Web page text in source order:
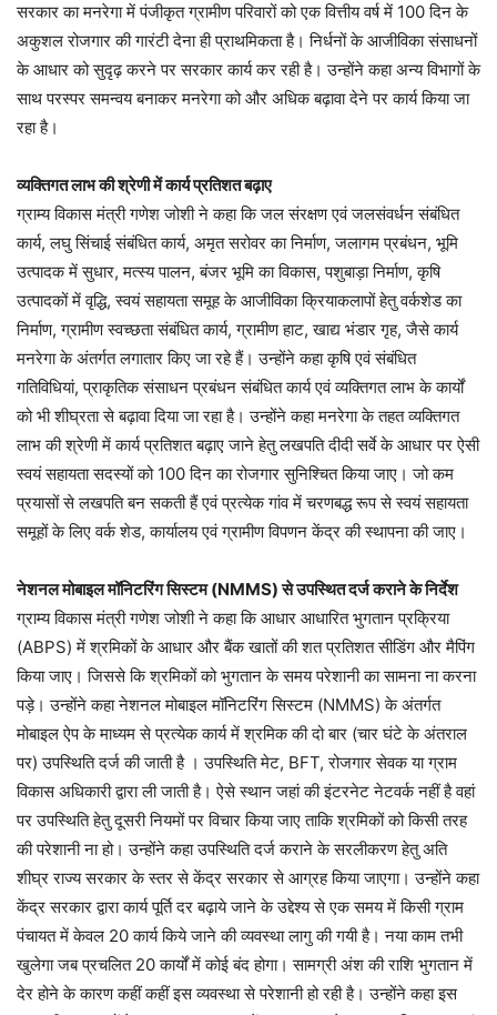
सरकार का मनरेगा में पंजीकृत ग्रामीण परिवारों को एक वित्तीय वर्ष में 100 दिन के
अकुशल रोजगार की गारंटी देना ही प्राथमिकता है। निर्धनों के आजीविका संसाधनों
के आधार को सुदृढ़ करने पर सरकार कार्य कर रही है। उन्होंने कहा अन्य विभागों के
साथ परस्पर समन्वय बनाकर मनरेगा को और अधिक बढ़ावा देने पर कार्य किया जा
रहा है।
व्यक्तिगत लाभ की श्रेणी में कार्य प्रतिशत बढ़ाए
ग्राम्य विकास मंत्री गणेश जोशी ने कहा कि जल संरक्षण एवं जलसंवर्धन संबंधित
कार्य, लघु सिंचाई संबंधित कार्य, अमृत सरोवर का निर्माण, जलागम प्रबंधन, भूमि
उत्पादक में सुधार, मत्स्य पालन, बंजर भूमि का विकास, पशुबाड़ा निर्माण, कृषि
उत्पादकों में वृद्धि, स्वयं सहायता समूह के आजीविका क्रियाकलापों हेतु वर्कशेड का
निर्माण, ग्रामीण स्वच्छता संबंधित कार्य, ग्रामीण हाट, खाद्य भंडार गृह, जैसे कार्य
मनरेगा के अंतर्गत लगातार किए जा रहे हैं। उन्होंने कहा कृषि एवं संबंधित
गतिविधियां, प्राकृतिक संसाधन प्रबंधन संबंधित कार्य एवं व्यक्तिगत लाभ के कार्यों
को भी शीघ्रता से बढ़ावा दिया जा रहा है। उन्होंने कहा मनरेगा के तहत व्यक्तिगत
लाभ की श्रेणी में कार्य प्रतिशत बढ़ाए जाने हेतु लखपति दीदी सर्वे के आधार पर ऐसी
स्वयं सहायता सदस्यों को 100 दिन का रोजगार सुनिश्चित किया जाए। जो कम
प्रयासों से लखपति बन सकती हैं एवं प्रत्येक गांव में चरणबद्ध रूप से स्वयं सहायता
समूहों के लिए वर्क शेड, कार्यालय एवं ग्रामीण विपणन केंद्र की स्थापना की जाए।
नेशनल मोबाइल मॉनिटरिंग सिस्टम (NMMS) से उपस्थित दर्ज कराने के निर्देश
ग्राम्य विकास मंत्री गणेश जोशी ने कहा कि आधार आधारित भुगतान प्रक्रिया
(ABPS) में श्रमिकों के आधार और बैंक खातों की शत प्रतिशत सीडिंग और मैपिंग
किया जाए। जिससे कि श्रमिकों को भुगतान के समय परेशानी का सामना ना करना
पड़े। उन्होंने कहा नेशनल मोबाइल मॉनिटरिंग सिस्टम (NMMS) के अंतर्गत
मोबाइल ऐप के माध्यम से प्रत्येक कार्य में श्रमिक की दो बार (चार घंटे के अंतराल
पर) उपस्थिति दर्ज की जाती है । उपस्थिति मेट, BFT, रोजगार सेवक या ग्राम
विकास अधिकारी द्वारा ली जाती है। ऐसे स्थान जहां की इंटरनेट नेटवर्क नहीं है वहां
पर उपस्थिति हेतु दूसरी नियमों पर विचार किया जाए ताकि श्रमिकों को किसी तरह
की परेशानी ना हो। उन्होंने कहा उपस्थिति दर्ज कराने के सरलीकरण हेतु अति
शीघ्र राज्य सरकार के स्तर से केंद्र सरकार से आग्रह किया जाएगा। उन्होंने कहा
केंद्र सरकार द्वारा कार्य पूर्ति दर बढ़ाये जाने के उद्देश्य से एक समय में किसी ग्राम
पंचायत में केवल 20 कार्य किये जाने की व्यवस्था लागु की गयी है। नया काम तभी
खुलेगा जब प्रचलित 20 कार्यों में कोई बंद होगा। सामग्री अंश की राशि भुगतान में
देर होने के कारण कहीं कहीं इस व्यवस्था से परेशानी हो रही है। उन्होंने कहा इस